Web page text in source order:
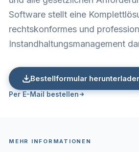
Software stellt eine
rechtskonformes und
Instandhaltungsmanagement
Bestellformular
Per E-Mail bestellen
MEHR INFORMATIONEN